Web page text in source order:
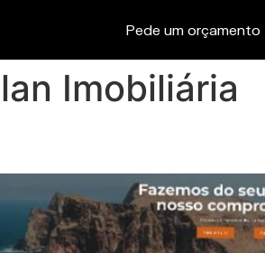
Pede um orçamento
Imobiliária